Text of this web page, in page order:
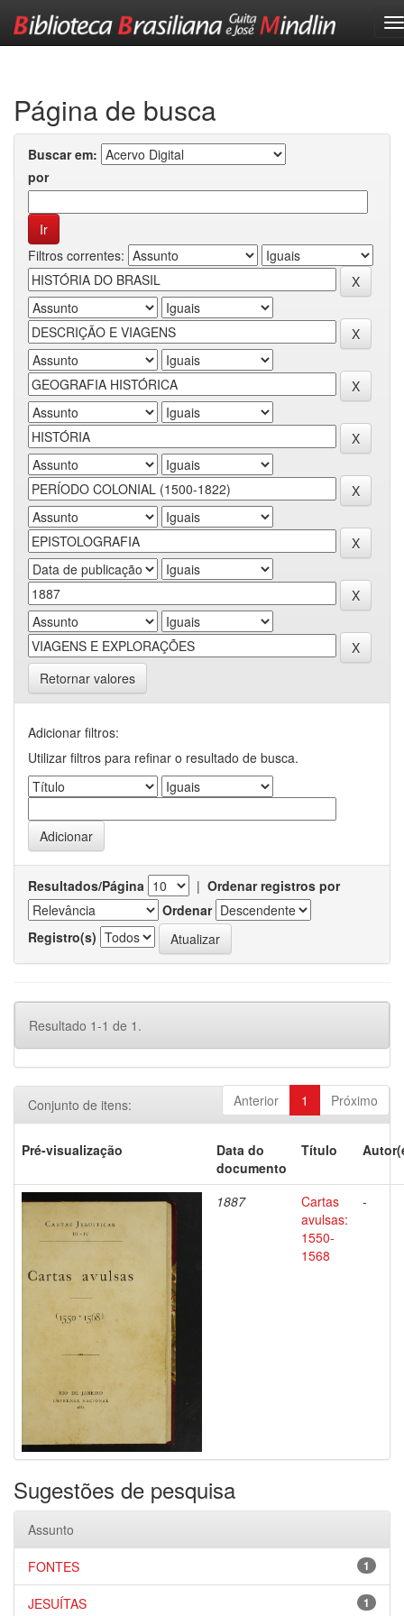
Página de busca
Buscar em:
por
Filtros correntes:
Retornar valores
Adicionar filtros:
Utilizar filtros para refinar o resultado de busca.
Resultados/Página | Ordenar registros por
Ordenar
Registro(s)
Resultado 1-1 de 1.
Anterior 1 Próximo
Conjunto de itens:
Pré-visualização
Data do
documento
Título
1887
Cartas
avulsas:
1550-
1568
-
Sugestões de pesquisa
Assunto
1
FONTES
1
JESUÍTAS